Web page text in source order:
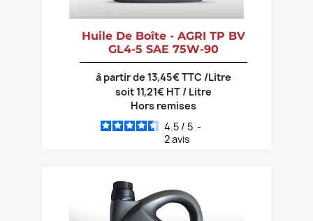
Huile De Boîte - AGRI TP BV
GL4-5 SAE 75W-90
à partir de 13,45€ TTC /Litre
soit 11,21€ HT / Litre
Hors remises
4.5 / 5 -
2avis